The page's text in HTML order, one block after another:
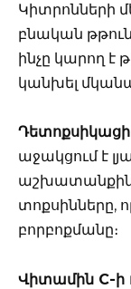
Կիտրոնների
բնական
ինչը կարող է
կանխել
աջակցում է
աշխատանքին՝
տոքսինները,
բորբոքմանը։
Վիտամին C-ի